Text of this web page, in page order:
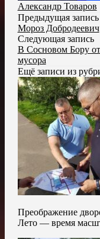
Александр Товаров
Предыдущая запись
Мороз Добродеевич
Следующая запись
В Сосновом Бору
мусора
Ещё записи из
Преображение
Лето — время